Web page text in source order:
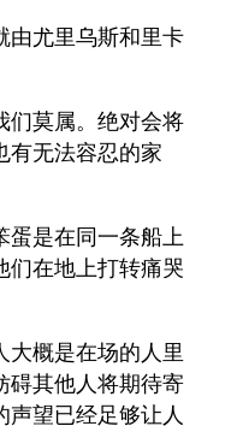
由尤里乌斯和里卡
们莫属。绝对会将
有无法容忍的家
蛋是在同一条船上
们在地上打转痛哭
大概是在场的人里
碍其他人将期待寄
望已经足够让人